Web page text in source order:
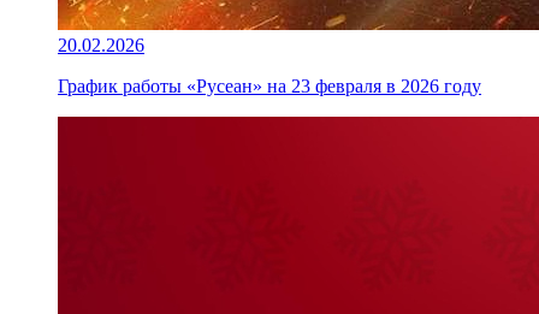
20.02.2026
График работы «Русеан» на 23 февраля в 2026 году